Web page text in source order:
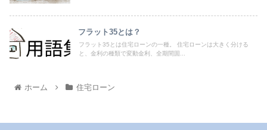
フラット35とは？
フラット35とは住宅ローンの一種。 住宅ローンは大きく分ける
と、金利の種類で変動金利、全期間固...
ホーム 住宅ローン